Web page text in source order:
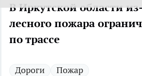
В Иркутской области
лесного пожара
по трассе
Дороги Пожар